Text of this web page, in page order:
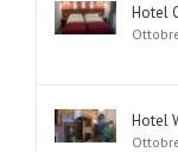
Hotel
Hotel